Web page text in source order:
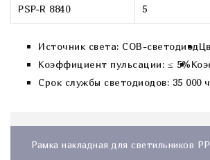
PSP-R 8840 5
Источник света: COB-светодиод
Коэффициент пульсации: ≤ 5%
Срок службы светодиодов: 35 000
Рамка накладная для светильников